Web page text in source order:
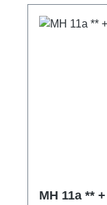
MH 11a **